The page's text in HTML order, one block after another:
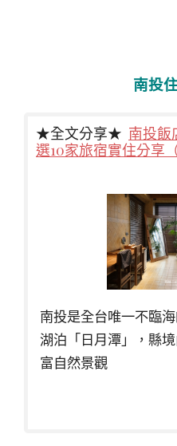
南投
★全文分享★ 南投飯
選10家旅宿實住分享
南投是全台唯一不臨
湖泊「日月潭」，縣
富自然景觀